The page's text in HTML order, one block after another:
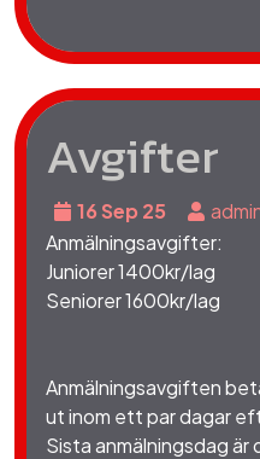
Avgifter
16 Sep 25
Anmälningsavgifter:
Juniorer 1400kr/lag
Seniorer 1600kr/lag
Anmälningsavgiften
ut inom ett par dagar
Sista anmälningsdag är